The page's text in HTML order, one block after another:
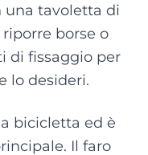
una tavoletta di
borse o
di fissaggio per
lo desideri.
bicicletta ed è
Il faro